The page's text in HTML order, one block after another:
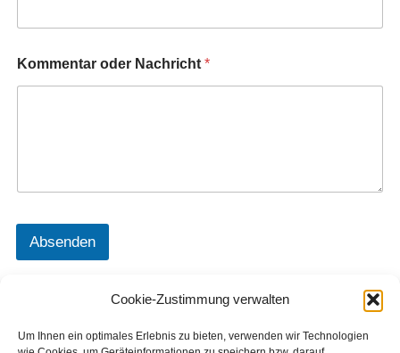
Cookie-Zustimmung verwalten
Um Ihnen ein optimales Erlebnis zu bieten, verwenden wir Technologien
Kommentar oder Nachricht *
Absenden